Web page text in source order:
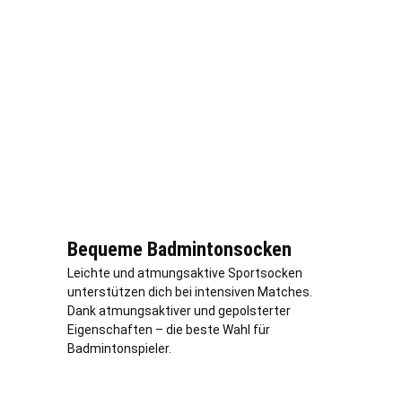
Bequeme Badmintonsocken
Leichte und atmungsaktive Sportsocken
unterstützen dich bei intensiven Matches.
Dank atmungsaktiver und gepolsterter
Eigenschaften – die beste Wahl für
Badmintonspieler.